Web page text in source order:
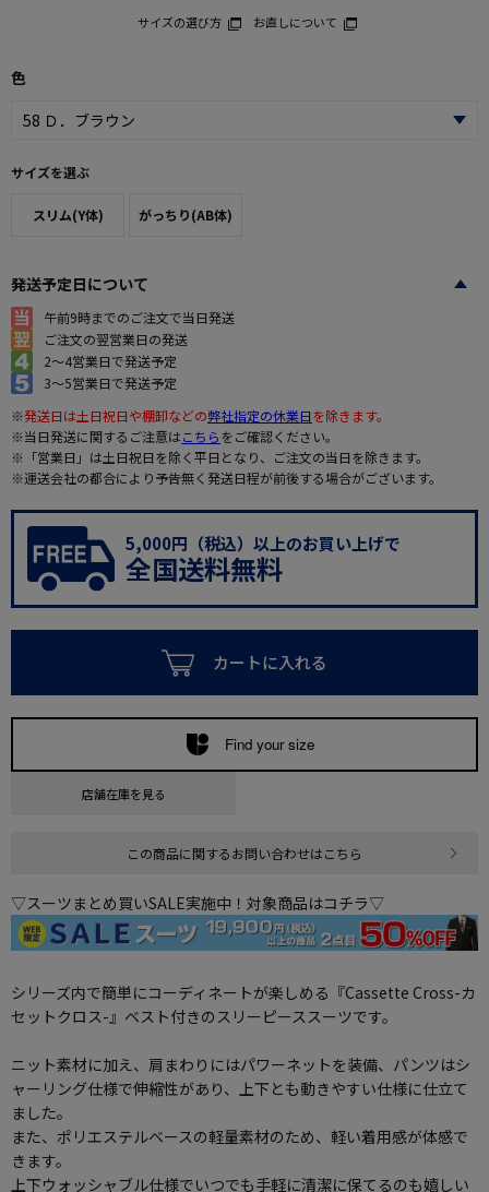
サイズの選び方 お直しについて
色
サイズを選ぶ
スリム(Y体) がっちり(AB体)
発送予定日について
午前9時までのご注文で当日発送
ご注文の翌営業日の発送
2～4営業日で発送予定
3～5営業日で発送予定
※発送日は土日祝日や棚卸などの弊社指定の休業日を除きます。
※当日発送に関するご注意はこちらをご確認ください。
※「営業日」は土日祝日を除く平日となり、ご注文の当日を除きます。
※運送会社の都合により予告無く発送日程が前後する場合がございます。
5,000円（税込）以上のお買い上げで
全国送料無料
カートに入れる
Find your size
店舗在庫を見る
この商品に関するお問い合わせはこちら
▽スーツまとめ買いSALE実施中！対象商品はコチラ▽
シリーズ内で簡単にコーディネートが楽しめる『Cassette Cross-カ
セットクロス-』ベスト付きのスリーピーススーツです。
ニット素材に加え、肩まわりにはパワーネットを装備、パンツはシ
ャーリング仕様で伸縮性があり、上下とも動きやすい仕様に仕立て
ました。
また、ポリエステルベースの軽量素材のため、軽い着用感が体感で
きます。
上下ウォッシャブル仕様でいつでも手軽に清潔に保てるのも嬉しい